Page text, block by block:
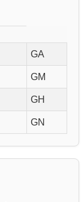
GA
GM
GH
GN